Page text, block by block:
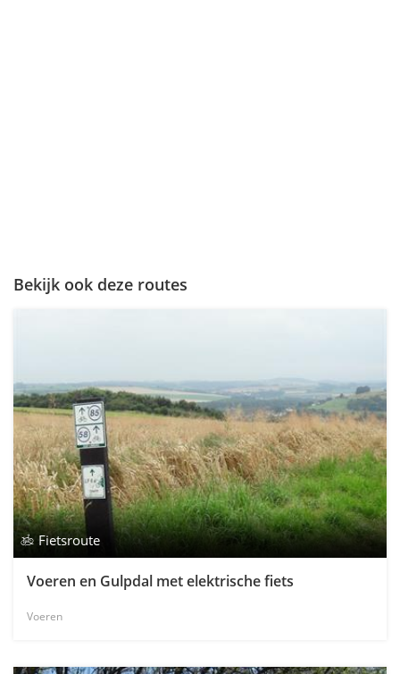
Bekijk ook deze routes
Fietsroute
Voeren en Gulpdal met elektrische fiets
Voeren